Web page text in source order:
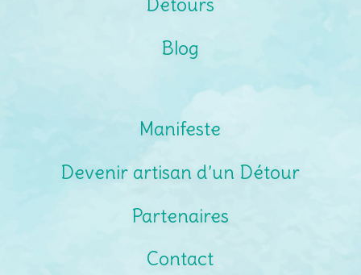
Détours
Blog
Manifeste
Devenir artisan d’un Détour
Partenaires
Contact